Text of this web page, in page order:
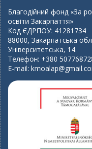
Благодійний фонд «За
освіти Закарпаття»
Код ЄДРПОУ: 41281734
88000, Закарпатська
Університетська, 14.
Телефон: +380
E-mail: